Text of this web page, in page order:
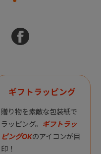
ギフトラッピング
贈り物を素敵な包装紙で
ラッピング。 ギフトラッ
ピングOKのアイコンが目
印！